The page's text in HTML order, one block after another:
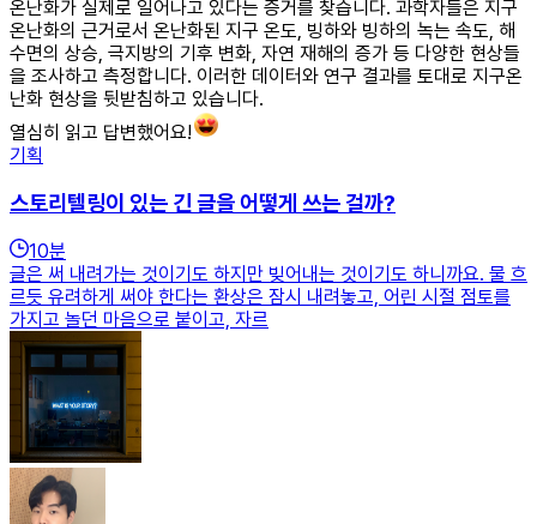
온난화가 실제로 일어나고 있다는 증거를 찾습니다. 과학자들은 지구
온난화의 근거로서 온난화된 지구 온도, 빙하와 빙하의 녹는 속도, 해
수면의 상승, 극지방의 기후 변화, 자연 재해의 증가 등 다양한 현상들
을 조사하고 측정합니다. 이러한 데이터와 연구 결과를 토대로 지구온
난화 현상을 뒷받침하고 있습니다.
열심히 읽고 답변했어요!
기획
스토리텔링이 있는 긴 글을 어떻게 쓰는 걸까?
10분
글은 써 내려가는 것이기도 하지만 빚어내는 것이기도 하니까요. 물 흐
르듯 유려하게 써야 한다는 환상은 잠시 내려놓고, 어린 시절 점토를
가지고 놀던 마음으로 붙이고, 자르